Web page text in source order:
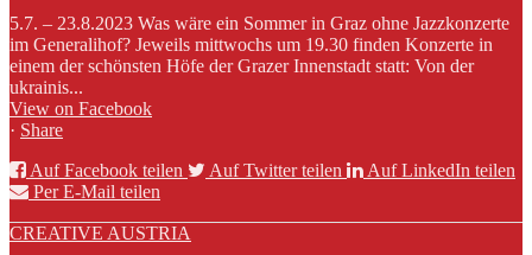
5.7. – 23.8.2023 Was wäre ein Sommer in Graz ohne Jazzkonzerte
im Generalihof? Jeweils mittwochs um 19.30 finden Konzerte in
einem der schönsten Höfe der Grazer Innenstadt statt: Von der
ukrainis...
View on Facebook
· Share
Auf Facebook teilen
Auf Twitter teilen
Auf LinkedIn teilen
Per E-Mail teilen
CREATIVE AUSTRIA